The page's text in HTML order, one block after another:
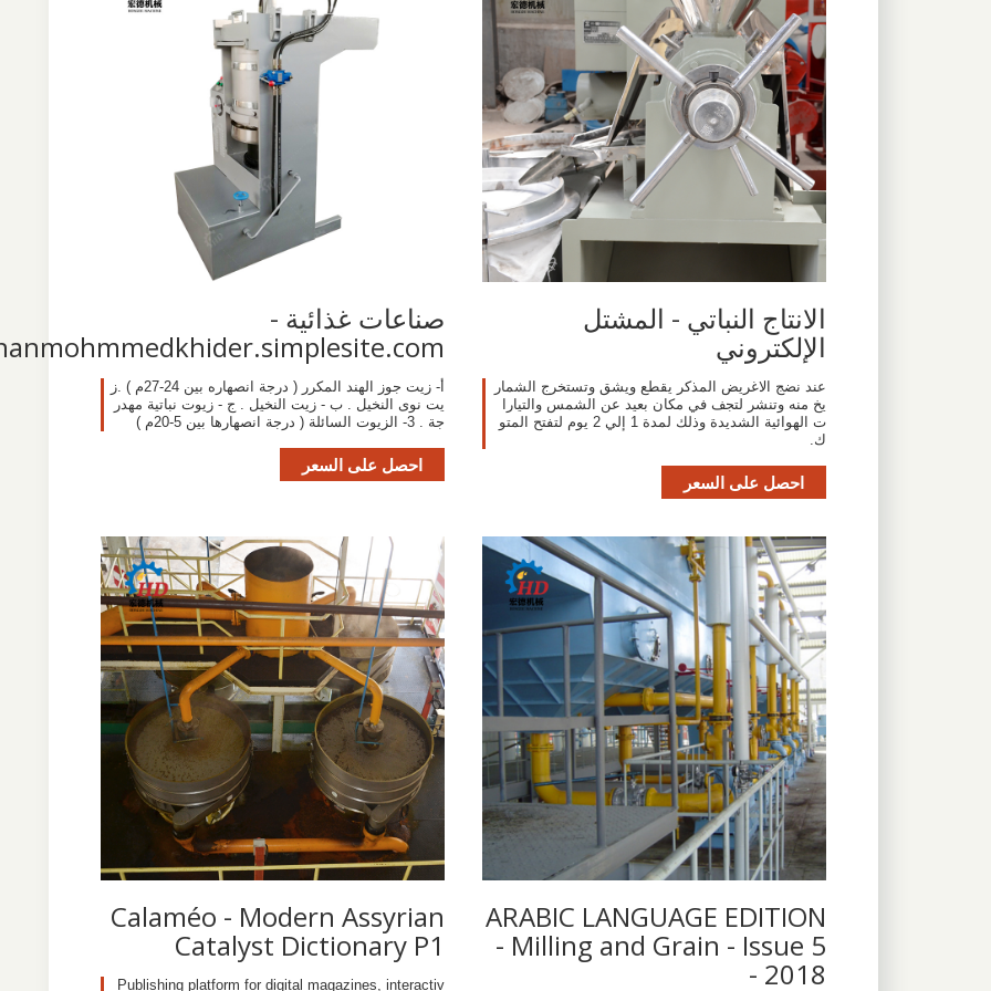
الانتاج النباتي - المشتل
الإلكتروني
عند نضج الاغريض المذكر يقطع ويشق وتستخرج الشمار
يخ منه وتنشر لتجف في مكان بعيد عن الشمس والتيارا
ت الهوائية الشديدة وذلك لمدة 1 إلي 2 يوم لتفتح المتو
ك.
احصل على السعر
صناعات غذائية -
أ- زيت جوز الهند المكرر ( درجة انصهاره بين 24-27م ) .ز
يت نوى النخيل . ب - زيت النخيل . ج - زيوت نباتية مهدر
جة . 3- الزيوت السائلة ( درجة انصهارها بين 5-20م )
احصل على السعر
ARABIC LANGUAGE EDITION
- Milling and Grain - Issue 5
- 2018
Calaméo - Modern Assyrian
Catalyst Dictionary P1
Publishing platform for digital magazines, interactiv